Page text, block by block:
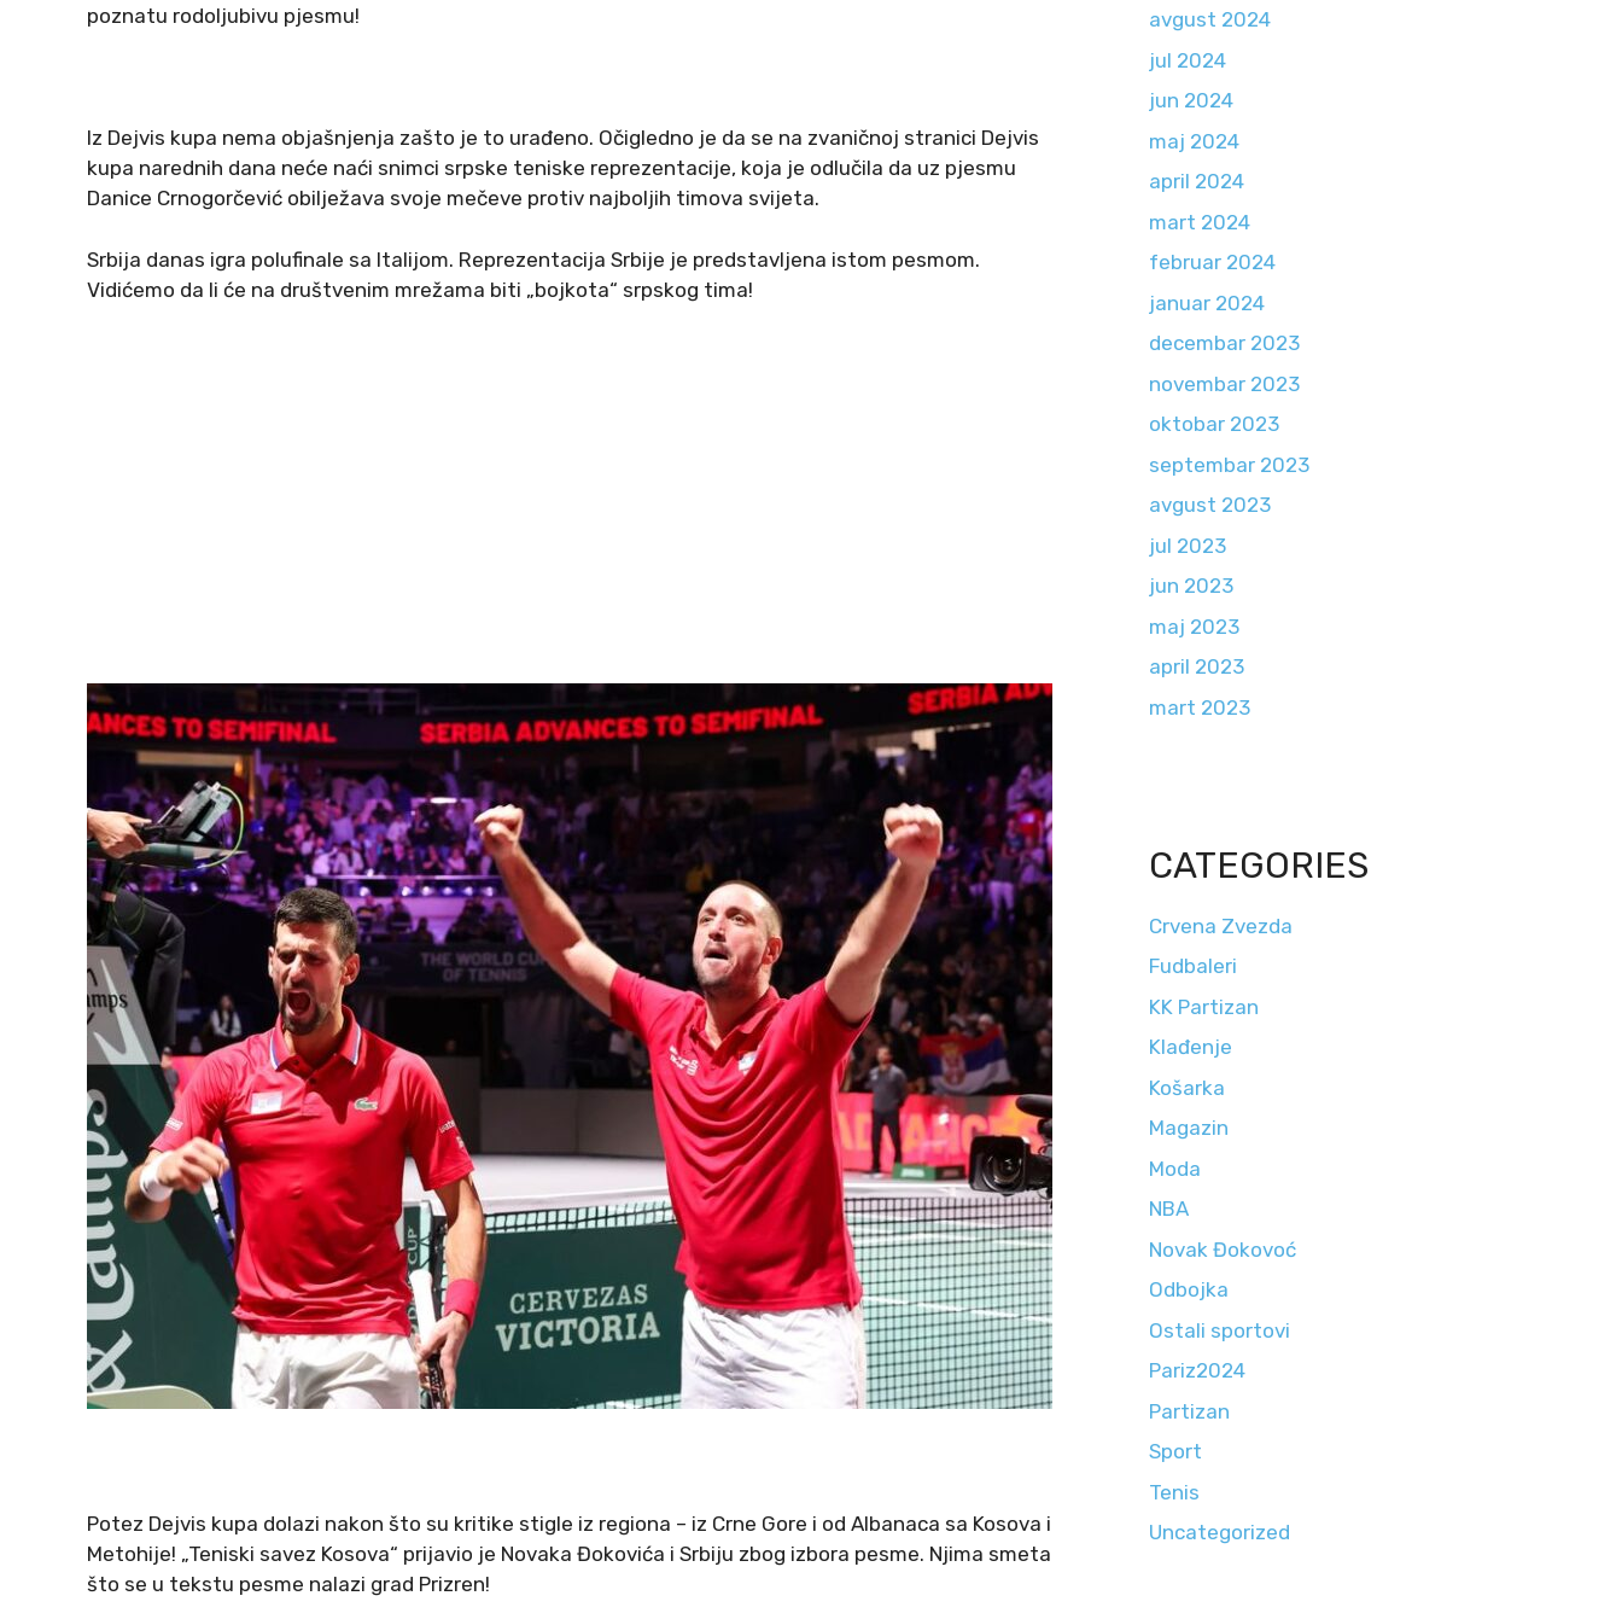
poznatu rodoljubivu pjesmu!
Iz Dejvis kupa nema objašnjenja zašto je to urađeno. Očigledno je da se na zvaničnoj stranici Dejvis
kupa narednih dana neće naći snimci srpske teniske reprezentacije, koja je odlučila da uz pjesmu
Danice Crnogorčević obilježava svoje mečeve protiv najboljih timova svijeta.
Srbija danas igra polufinale sa Italijom. Reprezentacija Srbije je predstavljena istom pesmom.
Vidićemo da li će na društvenim mrežama biti „bojkota“ srpskog tima!
Potez Dejvis kupa dolazi nakon što su kritike stigle iz regiona – iz Crne Gore i od Albanaca sa Kosova i
Metohije! „Teniski savez Kosova“ prijavio je Novaka Đokovića i Srbiju zbog izbora pesme. Njima smeta
što se u tekstu pesme nalazi grad Prizren!
avgust 2024
jul 2024
jun 2024
maj 2024
april 2024
mart 2024
februar 2024
januar 2024
decembar 2023
novembar 2023
oktobar 2023
septembar 2023
avgust 2023
jul 2023
jun 2023
maj 2023
april 2023
mart 2023
CATEGORIES
Crvena Zvezda
Fudbaleri
KK Partizan
Klađenje
Košarka
Magazin
Moda
NBA
Novak Đokovoć
Odbojka
Ostali sportovi
Pariz2024
Partizan
Sport
Tenis
Uncategorized